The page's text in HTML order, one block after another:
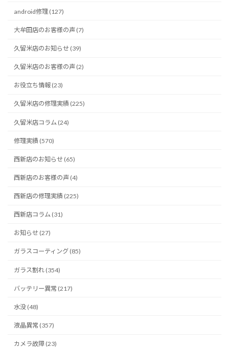
android修理 (127)
大牟田店のお客様の声 (7)
久留米店のお知らせ (39)
久留米店のお客様の声 (2)
お役立ち情報 (23)
久留米店の修理実績 (225)
久留米店コラム (24)
修理実績 (570)
西新店のお知らせ (65)
西新店のお客様の声 (4)
西新店の修理実績 (225)
西新店コラム (31)
お知らせ (27)
ガラスコーティング (85)
ガラス割れ (354)
バッテリー異常 (217)
水没 (48)
液晶異常 (357)
カメラ故障 (23)